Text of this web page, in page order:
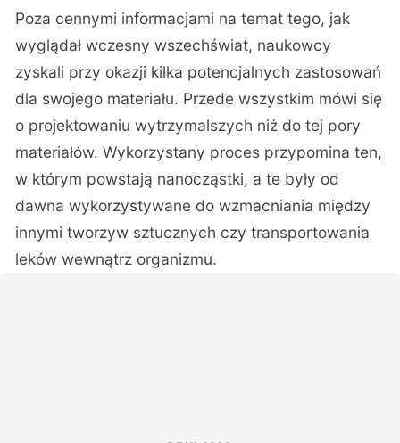
Poza cennymi informacjami na temat tego, jak
wyglądał wczesny wszechświat, naukowcy
zyskali przy okazji kilka potencjalnych zastosowań
dla swojego materiału. Przede wszystkim mówi się
o projektowaniu wytrzymalszych niż do tej pory
materiałów. Wykorzystany proces przypomina ten,
w którym powstają nanocząstki, a te były od
dawna wykorzystywane do wzmacniania między
innymi tworzyw sztucznych czy transportowania
leków wewnątrz organizmu.